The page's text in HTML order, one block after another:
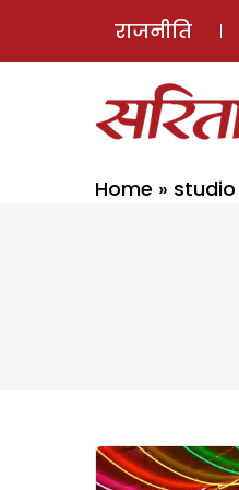
राजनीति
Home » studio